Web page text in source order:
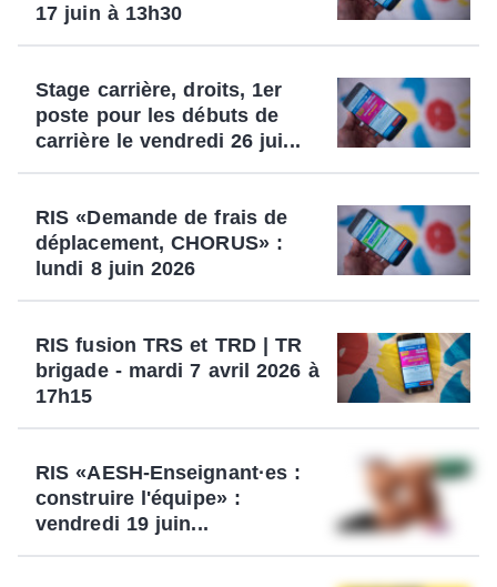
17 juin à 13h30
Stage carrière, droits, 1er
poste pour les débuts de
carrière le vendredi 26 jui...
RIS «Demande de frais de
déplacement, CHORUS» :
lundi 8 juin 2026
RIS fusion TRS et TRD | TR
brigade - mardi 7 avril 2026 à
17h15
RIS «AESH-Enseignant·es :
construire l'équipe» :
vendredi 19 juin...